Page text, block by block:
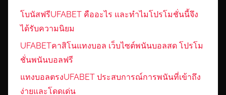
โบนัสฟรีUFABET คืออะไร และทำไมโปรโมชั่นนี้จึง
ได้รับความนิยม
UFABETคาสิโนแทงบอล เว็บไซต์พนันบอลสด โปรโม
ชั่นพนันบอลฟรี
แทงบอลตรงUFABET ประสบการณ์การพนันที่เข้าถึง
ง่ายและโดดเด่น